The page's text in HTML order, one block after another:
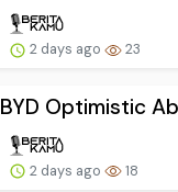
2 days ago 23
BYD Optimistic
2 days ago 18